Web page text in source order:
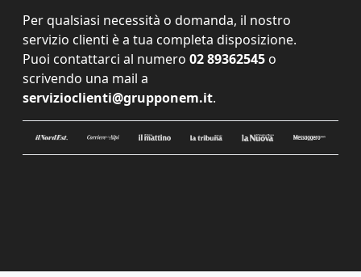
Per qualsiasi necessità o domanda, il nostro
servizio clienti è a tua completa disposizione.
Puoi contattarci al numero 02 89362545 o
scrivendo una mail a
servizioclienti@grupponem.it.